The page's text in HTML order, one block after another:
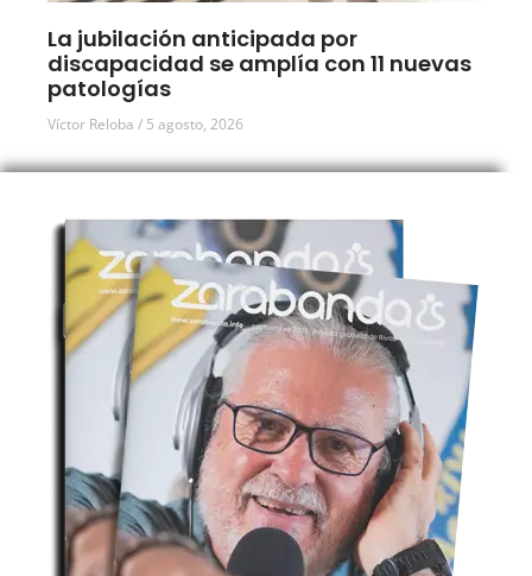
La jubilación anticipada por
discapacidad se amplía con 11 nuevas
patologías
Víctor Reloba 5 agosto, 2026